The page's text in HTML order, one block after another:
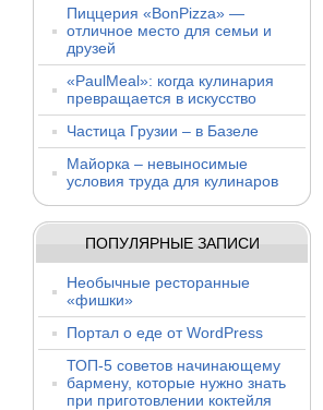
Пиццерия «BonPizza» —
отличное место для семьи и
друзей
«PaulMeal»: когда кулинария
превращается в искусство
Частица Грузии – в Базеле
Майорка – невыносимые
условия труда для кулинаров
ПОПУЛЯРНЫЕ ЗАПИСИ
Необычные ресторанные
«фишки»
Портал о еде от WordPress
ТОП-5 советов начинающему
бармену, которые нужно знать
при приготовлении коктейля